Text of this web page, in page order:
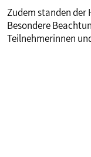
Zudem standen der
Besondere
Teilnehmerinnen